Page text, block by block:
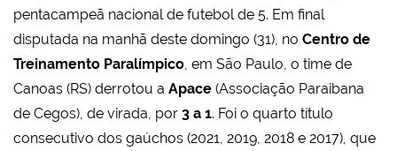
pentacampeã nacional de futebol de 5. Em final
disputada na manhã deste domingo (31), no Centro de
Treinamento Paralímpico, em São Paulo, o time de
Canoas (RS) derrotou a Apace (Associação Paraibana
de Cegos), de virada, por 3 a 1. Foi o quarto título
consecutivo dos gaúchos (2021, 2019, 2018 e 2017), que